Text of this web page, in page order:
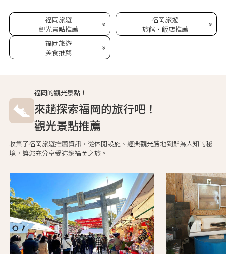
福岡旅遊
觀光景點推薦
福岡旅遊
旅館・飯店推薦
福岡旅遊
美食推薦
福岡的觀光景點！
來趟探索福岡的旅行吧！
觀光景點推薦
收集了福岡旅遊推薦資訊，從休閒設施、經典觀光勝地到鮮為人知的秘
境，讓您充分享受這趟福岡之旅。